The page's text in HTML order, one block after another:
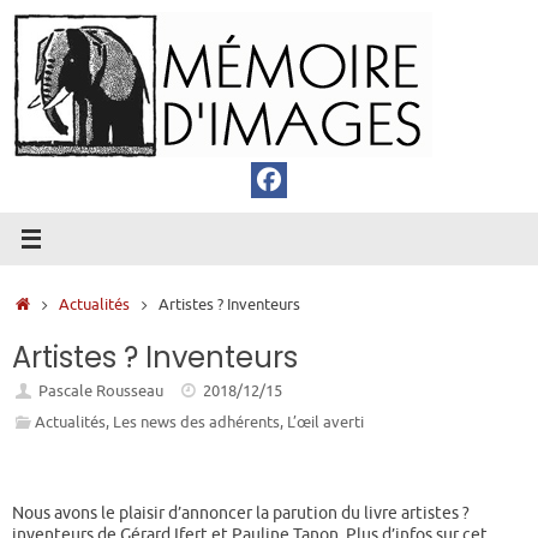
Passer
au
contenu
Accueil
Actualités Artistes ? Inventeurs
Artistes ? Inventeurs
Pascale Rousseau
2018/12/15
Actualités, Les news des adhérents, L’œil averti
Nous avons le plaisir d’annoncer la parution du livre artistes ?